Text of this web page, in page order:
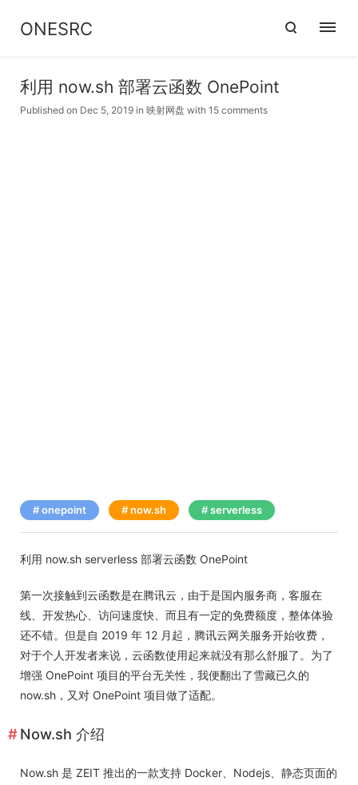
ONESRC
利用 now.sh 部署云函数 OnePoint
Published on Dec 5, 2019 in 映射网盘 with 15 comments
onepoint now.sh serverless
利用 now.sh serverless 部署云函数 OnePoint
第一次接触到云函数是在腾讯云，由于是国内服务商，客服在
线、开发热心、访问速度快、而且有一定的免费额度，整体体验
还不错。但是自 2019 年 12 月起，腾讯云网关服务开始收费，
对于个人开发者来说，云函数使用起来就没有那么舒服了。为了
增强 OnePoint 项目的平台无关性，我便翻出了雪藏已久的
now.sh，又对 OnePoint 项目做了适配。
Now.sh 介绍
Now.sh 是 ZEIT 推出的一款支持 Docker、Nodejs、静态页面的